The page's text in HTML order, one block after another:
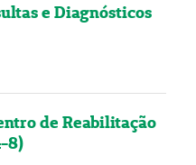
e Diagnósticos
de Reabilitação
8)